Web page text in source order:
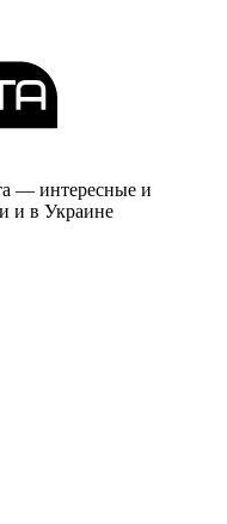
— интересные и
и в Украине